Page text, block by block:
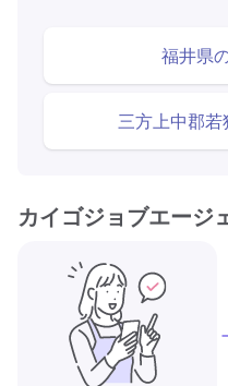
福井県
三方上中郡若
カイゴジョブエージ